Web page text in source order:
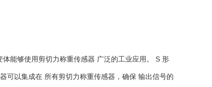
能够使用剪切力称重传感器 广泛的工业应用。 S 形
可以集成在 所有剪切力称重传感器，确保 输出信号的